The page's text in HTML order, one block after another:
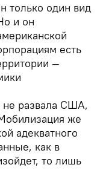
только один вид
и он
есть
—
не развала США,
же
адекватного
как в
то лишь